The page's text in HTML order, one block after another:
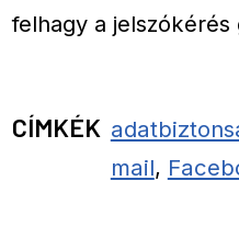
felhagy a jelszókérés
CÍMKÉK
mail,